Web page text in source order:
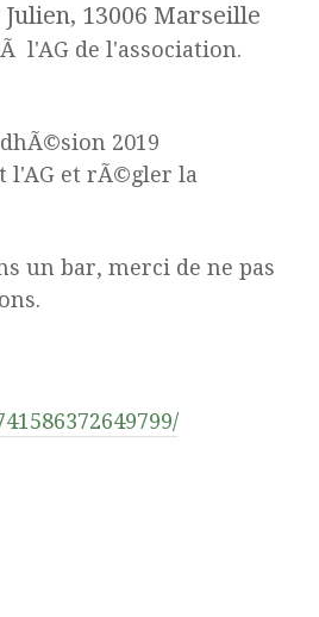
13006 Marseille
l'AG de l'association.
2019
l'AG et rÃ©gler la
un bar, merci de ne pas